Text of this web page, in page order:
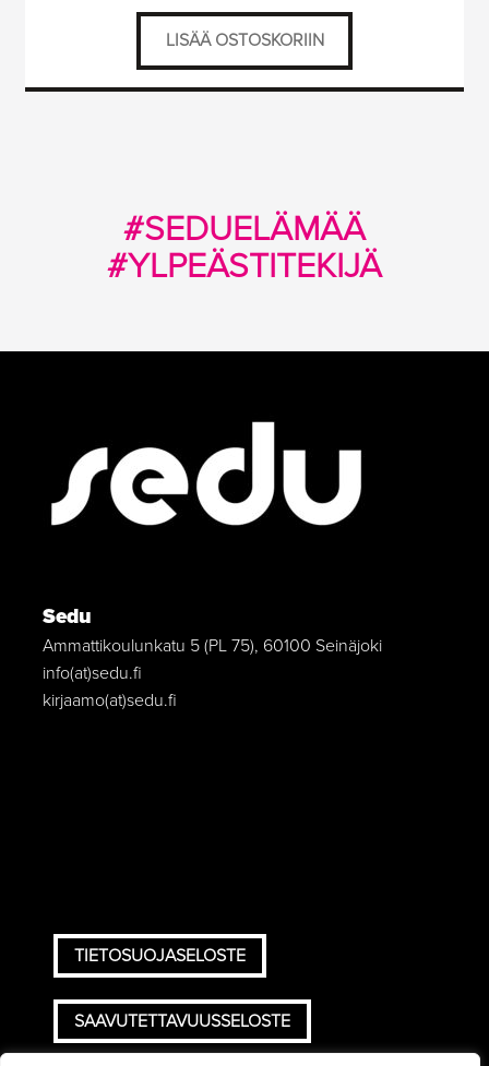
LISÄÄ OSTOSKORIIN
#SEDUELÄMÄÄ
#YLPEÄSTITEKIJÄ
Sedu
Ammattikoulunkatu 5 (PL 75), 60100 Seinäjoki
info(at)sedu.fi
kirjaamo(at)sedu.fi
TIETOSUOJASELOSTE
SAAVUTETTAVUUSSELOSTE